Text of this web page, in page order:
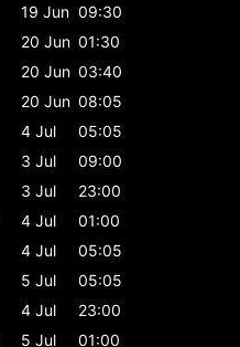
19 Jun 09:30
20 Jun 01:30
20 Jun 03:40
20 Jun 08:05
4 Jul
05:05
3 Jul
09:00
3 Jul
23:00
4 Jul
01:00
4 Jul
05:05
5 Jul
05:05
4 Jul
23:00
5 Jul
01:00